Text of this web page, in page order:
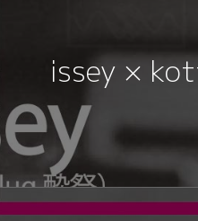
issey ×